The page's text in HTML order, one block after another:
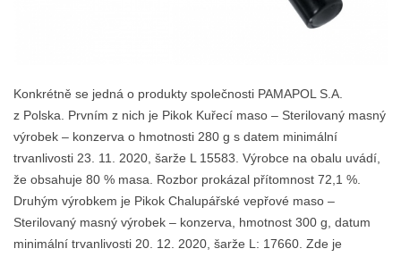
Konkrétně se jedná o produkty společnosti PAMAPOL S.A.
z Polska. Prvním z nich je Pikok Kuřecí maso – Sterilovaný masný
výrobek – konzerva o hmotnosti 280 g s datem minimální
trvanlivosti 23. 11. 2020, šarže L 15583. Výrobce na obalu uvádí,
že obsahuje 80 % masa. Rozbor prokázal přítomnost 72,1 %.
Druhým výrobkem je Pikok Chalupářské vepřové maso –
Sterilovaný masný výrobek – konzerva, hmotnost 300 g, datum
minimální trvanlivosti 20. 12. 2020, šarže L: 17660. Zde je